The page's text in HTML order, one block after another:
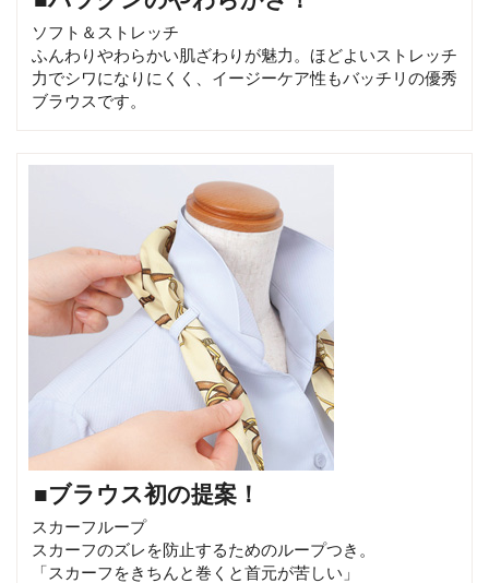
ソフト＆ストレッチ
ふんわりやわらかい肌ざわりが魅力。ほどよいストレッチ
力でシワになりにくく、イージーケア性もバッチリの優秀
ブラウスです。
■ブラウス初の提案！
スカーフループ
スカーフのズレを防止するためのループつき。
「スカーフをきちんと巻くと首元が苦しい」